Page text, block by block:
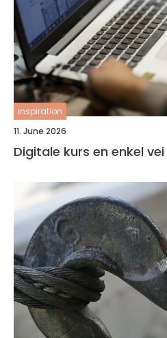
inspiration
11. June 2026
Digitale kurs en